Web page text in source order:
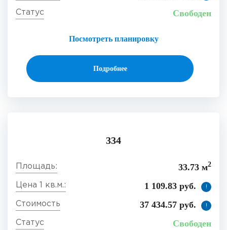
Посмотреть планировку
Свободен
Подробнее
334
33.73 м2
1 109.83 руб. !
37 434.57 руб. !
Свободен